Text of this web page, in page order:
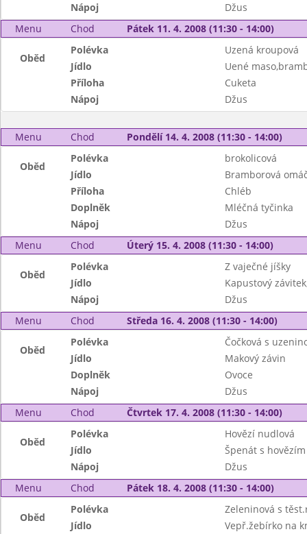
Nápoj
Džus
Menu
Chod Pátek 11. 4. 2008 (11:30 - 14:00)
Oběd
Polévka
Uzená kroupová
Jídlo
Uené
Příloha
Cuketa
Nápoj
Džus
Menu Chod Pondělí 14. 4. 2008 (11:30 - 14:00)
Oběd
Polévka
brokolicová
Jídlo
Bramborová
Příloha
Chléb
Doplněk
Mléčná tyčinka
Nápoj
Džus
Menu
Chod Úterý 15. 4. 2008 (11:30 - 14:00)
Oběd
Polévka
Z vaječné jíšky
Jídlo
Kapustový
Nápoj
Džus
Menu
Chod Středa 16. 4. 2008 (11:30 - 14:00)
Oběd
Polévka
Čočková s
Jídlo
Makový závin
Doplněk
Ovoce
Nápoj
Džus
Menu
Chod Čtvrtek 17. 4. 2008 (11:30 - 14:00)
Oběd
Polévka
Hovězí nudlová
Jídlo
Špenát s
Nápoj
Džus
Menu
Chod Pátek 18. 4. 2008 (11:30 - 14:00)
Oběd
Polévka
Zeleninová s
Jídlo
Vepř.žebírko na